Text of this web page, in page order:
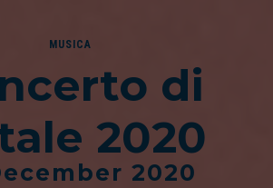
MUSICA
di
2020
2020